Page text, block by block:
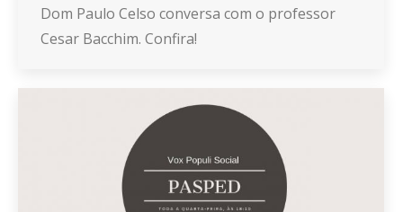
Dom Paulo Celso conversa com o professor
Cesar Bacchim. Confira!